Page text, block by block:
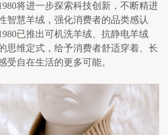
将进一步探索科技创新，不断精进
智慧羊绒，强化消费者的品类感认
已推出可机洗羊绒、抗静电羊绒
思维定式，给予消费者舒适穿着、长
受自在生活的更多可能。